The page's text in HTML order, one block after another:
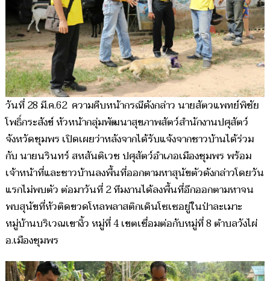
วันที่ 28 มี.ค.62 ความคืบหน้ากรณีดังกล่าว นายสัตวแพทย์พิชัย
โพธิ์กระสังข์ หัวหน้ากลุ่มพัฒนาสุขภาพสัตว์สำนักงานปศุสัตว์
จังหวัดชุมพร เปิดเผยว่าหลังจากได้รับแจ้งจากชาวบ้านได้ร่วม
กับ นายนรินทร์ สหสันติเวช ปศุสัตว์อำเภอเมืองชุมพร พร้อม
เจ้าหน้าที่และชาวบ้านลงพื้นที่ออกตามหาสุนัขตัวดังกล่าวโดยวัน
แรกไม่พบตัว ต่อมาวันที่ 2 ทีมงานได้ลงพื้นที่อีกออกตามหาจน
พบสุนัขที่หัวติดขวดโหลพลาสติกเดินโซเซอยู่ในป่าละเมาะ
หมู่บ้านบริเวณเขางิ้ว หมู่ที่ 4 เขตเชื่อมต่อกับหมู่ที่ 8 ตำบลวังไผ่
อ.เมืองชุมพร